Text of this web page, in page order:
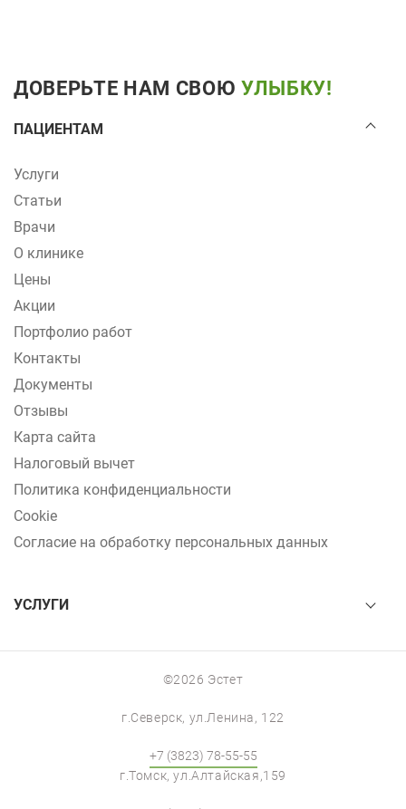
ДОВЕРЬТЕ НАМ СВОЮ УЛЫБКУ!
ПАЦИЕНТАМ
Услуги
Статьи
Врачи
О клинике
Цены
Акции
Портфолио работ
Контакты
Документы
Отзывы
Карта сайта
Налоговый вычет
Политика конфиденциальности
Cookie
Согласие на обработку персональных данных
УСЛУГИ
©2026 Эстет
г.Северск, ул.Ленина, 122
+7 (3823) 78-55-55
г.Томск, ул.Алтайская,159